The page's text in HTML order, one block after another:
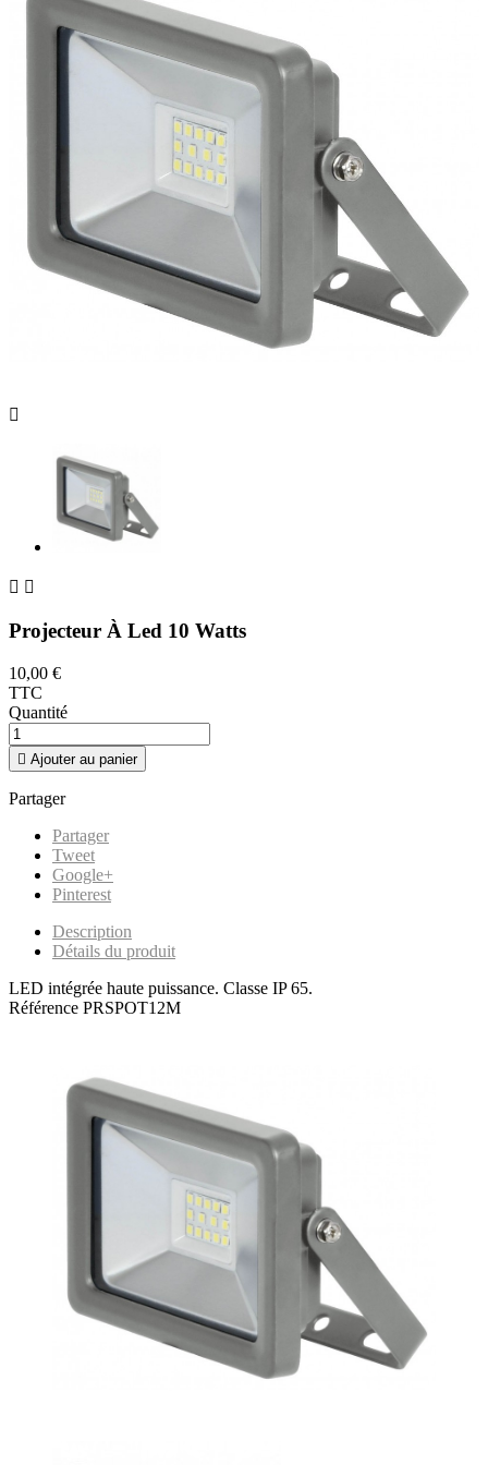

 
Projecteur À Led 10 Watts
10,00 €
TTC
Quantité
 Ajouter au panier
Partager
Partager
Tweet
Google+
Pinterest
Description
Détails du produit
LED intégrée haute puissance. Classe IP 65.
Référence PRSPOT12M